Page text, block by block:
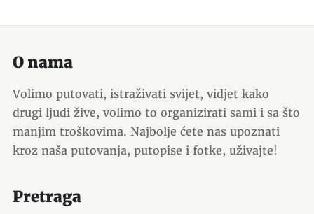
O nama
Volimo putovati, istraživati svijet, vidjet kako
drugi ljudi žive, volimo to organizirati sami i sa što
manjim troškovima. Najbolje ćete nas upoznati
kroz naša putovanja, putopise i fotke, uživajte!
Pretraga